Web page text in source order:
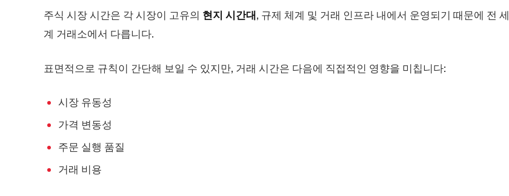
주식 시장 시간은 각 시장이 고유의 현지 시간대, 규제 체계 및 거래 인프라 내에서 운영되기 때문에 전 세
계 거래소에서 다릅니다.
표면적으로 규칙이 간단해 보일 수 있지만, 거래 시간은 다음에 직접적인 영향을 미칩니다:
시장 유동성
가격 변동성
주문 실행 품질
거래 비용